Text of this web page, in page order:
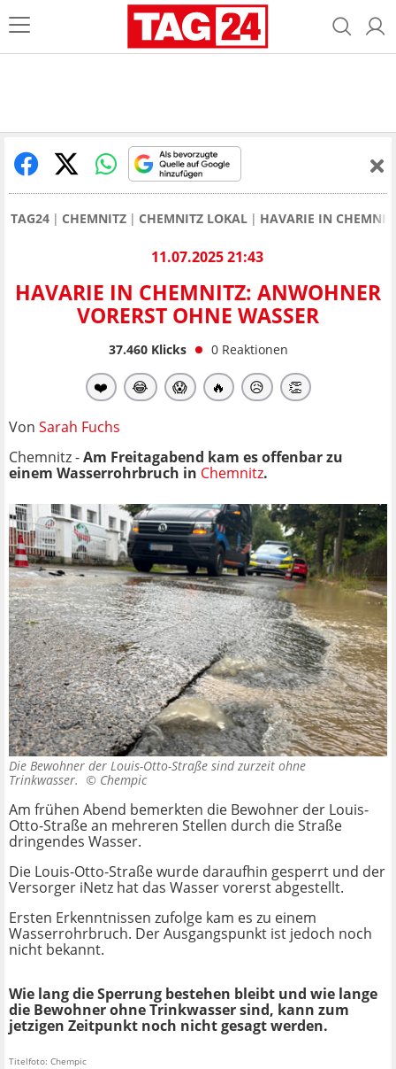
TAG24 CHEMNITZ CHEMNITZ LOKAL HAVARIE IN
11.07.2025 21:43
HAVARIE IN CHEMNITZ: ANWOHNER
VORERST OHNE WASSER
37.460Klicks 0 Reaktionen
❤️ 😂 😱 🔥 😥 👏
Von Sarah Fuchs
Chemnitz -Am Freitagabend kam es offenbar zu
einem Wasserrohrbruch in Chemnitz.
Die Bewohner der Louis-Otto-Straße sind zurzeit ohne
Trinkwasser. © Chempic
Am frühen Abend bemerkten die Bewohner der Louis-
Otto-Straße an mehreren Stellen durch die Straße
dringendes Wasser.
Die Louis-Otto-Straße wurde daraufhin gesperrt und der
Versorger iNetz hat das Wasser vorerst abgestellt.
Ersten Erkenntnissen zufolge kam es zu einem
Wasserrohrbruch. Der Ausgangspunkt ist jedoch noch
nicht bekannt.
Wie lang die Sperrung bestehen bleibt und wie lange
die Bewohner ohne Trinkwasser sind, kann zum
jetzigen Zeitpunkt noch nicht gesagt werden.
Titelfoto: Chempic